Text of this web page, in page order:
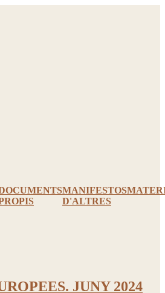
MANIFESTOS
D'ALTRES
JUNY 2024